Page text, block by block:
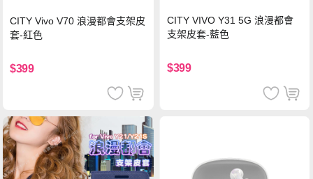
CITY Vivo V70 浪漫都會支架皮
套-紅色
$399
CITY VIVO Y31 5G 浪漫都會
支架皮套-藍色
$399